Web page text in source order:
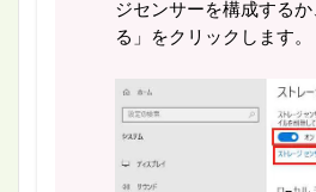
ジセンサーを構成する
る」をクリックします。